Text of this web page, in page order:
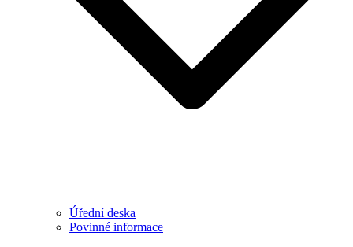
Úřední deska
Povinné informace